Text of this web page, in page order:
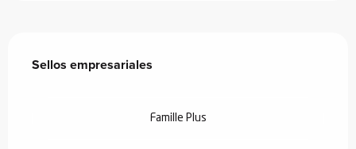
Sellos empresariales
Sellos empresariales
Famille Plus